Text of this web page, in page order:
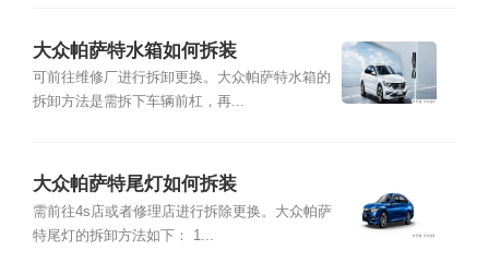
大众帕萨特水箱如何拆装
可前往维修厂进行拆卸更换。大众帕萨特水箱的
拆卸方法是需拆下车辆前杠，再...
大众帕萨特尾灯如何拆装
需前往4s店或者修理店进行拆除更换。大众帕萨
特尾灯的拆卸方法如下： 1...